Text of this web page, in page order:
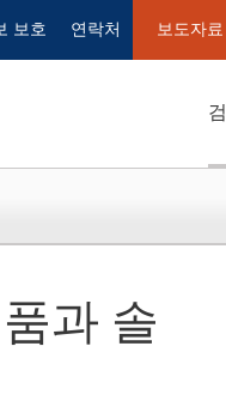
보호 연락처 보도자
과 솔